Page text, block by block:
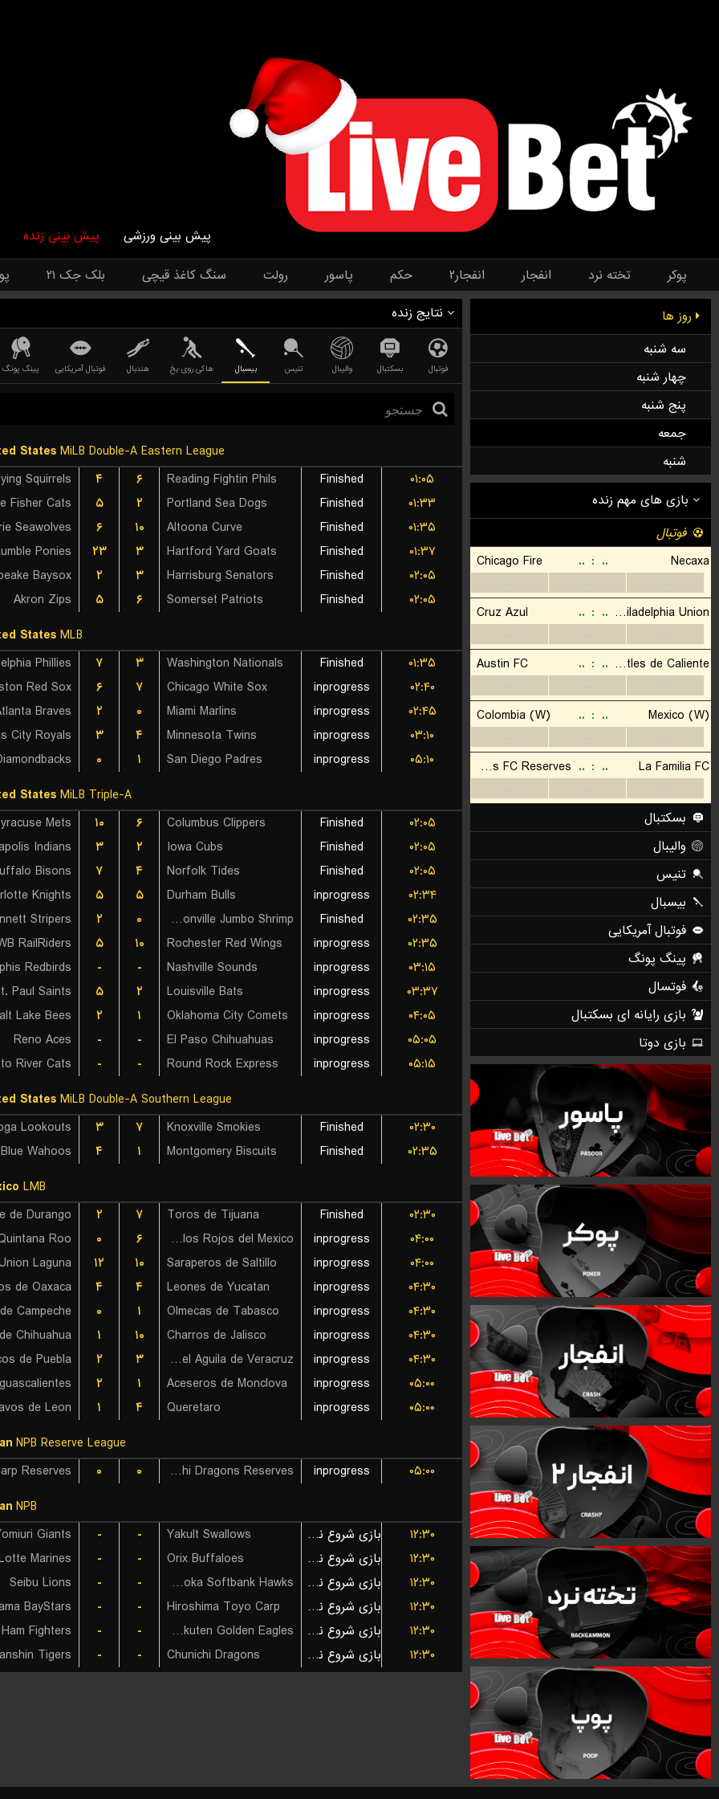
پیش بینی ورزشی پیش بینی زنده
پوکر تخته نرد انفجار انفجار۲ حکم پاسور رولت سنگ کاغذ قیچی بلک جک ۲۱
روز ها
سه شنبه
چهار شنبه
پنج شنبه
جمعه
شنبه
نتایج زنده
فوتبال بسکتبال والیبال تنیس بیسبال هاکی روی یخ هندبال فوتبال آمریکایی پینگ پونگ
States MiLB Double-A Eastern League
۴ ۶ Reading Fightin Phils Finished
۰۱:۰۵
۵ ۲ Portland Sea Dogs Finished
۰۱:۳۳
Seawolves
۶ ۱۰ Altoona Curve Finished
۰۱:۳۵
۲۳ ۳ Hartford Yard Goats Finished
۰۱:۳۷
Baysox
۲ ۳ Harrisburg Senators Finished
۰۲:۰۵
Akron Zips
۵ ۶ Somerset Patriots Finished
۰۲:۰۵
States MLB
Phillies
۷ ۳ Washington Nationals Finished
۰۱:۳۵
Red Sox
۶ ۷ Chicago White Sox inprogress
۰۲:۴۰
Braves
۲ ۰ Miami Marlins inprogress
۰۲:۴۵
City Royals
۳ ۴ Minnesota Twins inprogress
۰۳:۱۰
۰ ۱ San Diego Padres inprogress
۰۵:۱۰
States MiLB Triple-A
Mets
۱۰ ۶ Columbus Clippers Finished
۰۲:۰۵
Indians
۳ ۲ Iowa Cubs Finished
۰۲:۰۵
Bisons
۷ ۴ Norfolk Tides Finished
۰۲:۰۵
Knights
۵ ۵ Durham Bulls inprogress
۰۲:۳۴
Stripers
۲ ۰ Jacksonville Jumbo Shrimp Finished
۰۲:۳۵
RailRiders
۵ ۱۰ Rochester Red Wings inprogress
۰۲:۳۵
Redbirds
- - Nashville Sounds inprogress
۰۳:۱۵
Paul Saints
۵ ۲ Louisville Bats inprogress
۰۳:۳۷
Lake Bees
۲ ۱ Oklahoma City Comets inprogress
۰۴:۰۵
Reno Aces
- - El Paso Chihuahuas inprogress
۰۵:۰۵
River Cats
- - Round Rock Express inprogress
۰۵:۱۵
States MiLB Double-A Southern League
Lookouts
۳ ۷ Knoxville Smokies Finished
۰۲:۳۰
۴ ۱ Montgomery Biscuits Finished
۰۲:۳۵
LMB
de Durango
۲ ۷ Toros de Tijuana Finished
۰۲:۳۰
۰ ۶ Diablos Rojos del Mexico inprogress
۰۴:۰۰
۱۲ ۱۰ Saraperos de Saltillo inprogress
۰۴:۰۰
de Oaxaca
۴ ۴ Leones de Yucatan inprogress
۰۴:۳۰
Campeche
۰ ۱ Olmecas de Tabasco inprogress
۰۴:۳۰
Chihuahua
۱ ۱۰ Charros de Jalisco inprogress
۰۴:۳۰
de Puebla
۲ ۳ Rojos del Aguila de Veracruz inprogress
۰۴:۳۰
۲ ۱ Aceseros de Monclova inprogress
۰۵:۰۰
de Leon
۱ ۴ Queretaro inprogress
۰۵:۰۰
NPB Reserve League
۰ ۰ Chunichi Dragons Reserves inprogress
۰۵:۰۰
NPB
Giants
- - Yakult Swallows بازی شروع نشده است
۱۲:۳۰
Marines
- - Orix Buffaloes بازی شروع نشده است
۱۲:۳۰
Seibu Lions
- - Fukuoka Softbank Hawks بازی شروع نشده است
۱۲:۳۰
BayStars
- - Hiroshima Toyo Carp بازی شروع نشده است
۱۲:۳۰
- - Tohoku Rakuten Golden Eagles بازی شروع نشده است
۱۲:۳۰
Tigers
- - Chunichi Dragons بازی شروع نشده است ۱۲:۳۰